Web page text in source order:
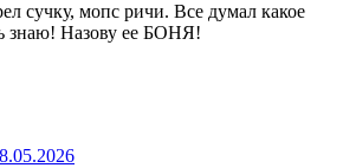
сучку, мопс ричи. Все думал какое
знаю! Назову ее БОНЯ!